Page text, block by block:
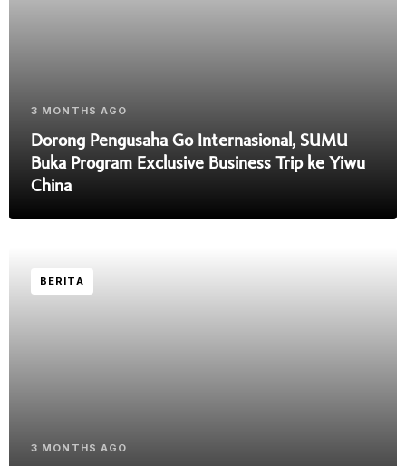
3 MONTHS AGO
Dorong Pengusaha Go Internasional, SUMU
Buka Program Exclusive Business Trip ke Yiwu
China
BERITA
3 MONTHS AGO